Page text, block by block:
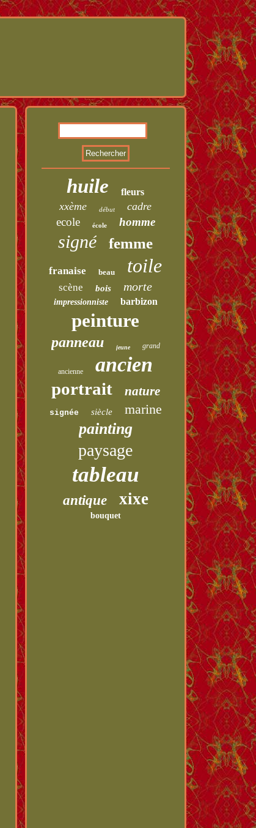
huile fleurs
xxème début cadre
ecole école homme
signé femme
franaise beau toile
scène bois morte
impressionniste barbizon
peinture
panneau jeune grand
ancienne ancien
portrait nature
signée siècle marine
painting
paysage
tableau
antique xixe
bouquet